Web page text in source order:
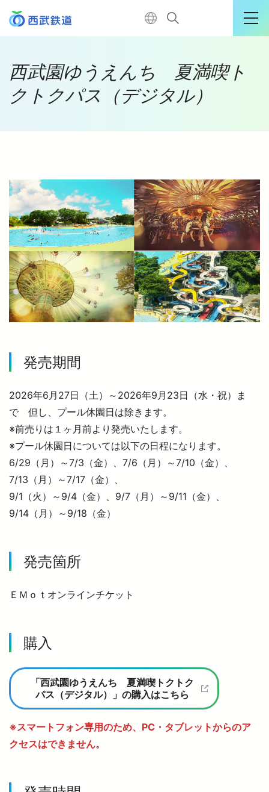
購入はこちら
電車に乗る
暮らす
おでかけ
より安全に・快適に
ニュースルーム
企業情報
採用情報
法人の方へ
お忘れもの Lost＆Found
西武鉄道の公式アカウント一覧
個人情報保護方針
サイトのご利用にあたって
西武園ゆうえんち 夏満喫ト
クトクパス（デジタル）
発売期間
2026年6月27日（土）～2026年9月23日（水・祝）ま
で 但し、プール休園日は除きます。
※前売りは１ヶ月前より発売いたします。
※プール休園日については以下の日程になります。
6/29（月）～7/3（金）、7/6（月）～7/10（金）、
7/13（月）～7/17（金）、
9/1（火）～9/4（金）、9/7（月）～9/11（金）、
9/14（月）～9/18（金）
発売箇所
ＥＭｏｔオンラインチケット
購入
「西武園ゆうえんち 夏満喫トクトク
パス（デジタル）」の購入はこちら
※スマートフォン専用のため、PC・タブレットからのア
クセスはできません。